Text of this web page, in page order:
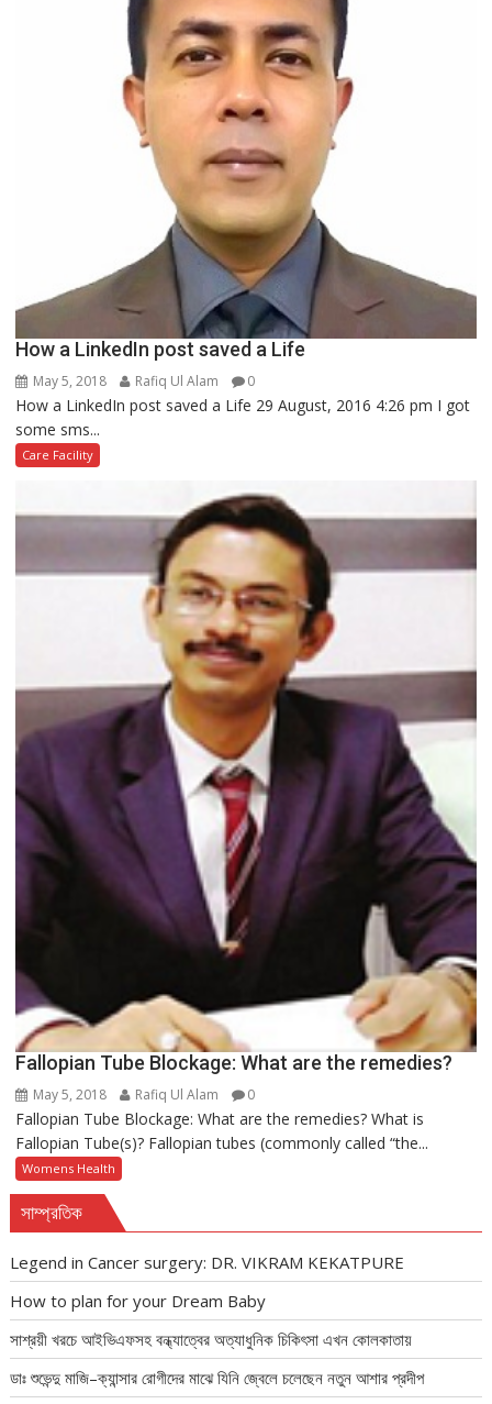
How a LinkedIn post saved a Life
May 5, 2018 Rafiq Ul Alam 0
How a LinkedIn post saved a Life 29 August, 2016 4:26 pm I got
some sms...
Care Facility
Fallopian Tube Blockage: What are the remedies?
May 5, 2018 Rafiq Ul Alam 0
Fallopian Tube Blockage: What are the remedies? What is
Fallopian Tube(s)? Fallopian tubes (commonly called “the...
Womens Health
সাম্প্রতিক
Legend in Cancer surgery: DR. VIKRAM KEKATPURE
How to plan for your Dream Baby
সাশ্রয়ী খরচে আইভিএফসহ বন্ধ্যাত্বের অত্যাধুনিক চিকিৎসা এখন কোলকাতায়
ডাঃ শুভেন্দু মাজি–ক্যান্সার রোগীদের মাঝে যিনি জ্বেলে চলেছেন নতুন আশার প্রদীপ